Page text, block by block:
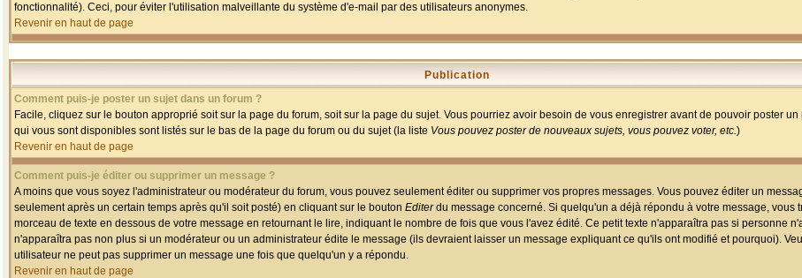
fonctionnalité). Ceci, pour éviter l'utilisation malveillante du système d'e-mail par des utilisateurs anonymes.
Revenir en haut de page
Publication
Comment puis-je poster un sujet dans un forum ?
Facile, cliquez sur le bouton approprié soit sur la page du forum, soit sur la page du sujet. Vous pourriez avoir besoin de vous enregistrer avant de pouvoir poster
qui vous sont disponibles sont listés sur le bas de la page du forum ou du sujet (la liste Vous pouvez poster de nouveaux sujets, vous pouvez voter, etc.)
Revenir en haut de page
Comment puis-je éditer ou supprimer un message ?
A moins que vous soyez l'administrateur ou modérateur du forum, vous pouvez seulement éditer ou supprimer vos propres messages. Vous pouvez éditer un
seulement après un certain temps après qu'il soit posté) en cliquant sur le bouton Editerdu message concerné. Si quelqu'un a déjà répondu à votre message, vous
morceau de texte en dessous de votre message en retournant le lire, indiquant le nombre de fois que vous l'avez édité. Ce petit texte n'apparaîtra pas si personne
n'apparaîtra pas non plus si un modérateur ou un administrateur édite le message (ils devraient laisser un message expliquant ce qu'ils ont modifié et pourquoi).
utilisateur ne peut pas supprimer un message une fois que quelqu'un y a répondu.
Revenir en haut de page